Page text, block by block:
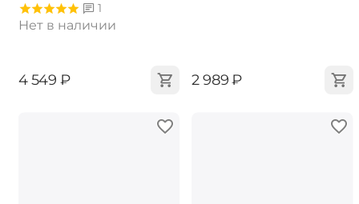
1
Нет в наличии
‍4 549‍ ₽ ‍2 989‍₽